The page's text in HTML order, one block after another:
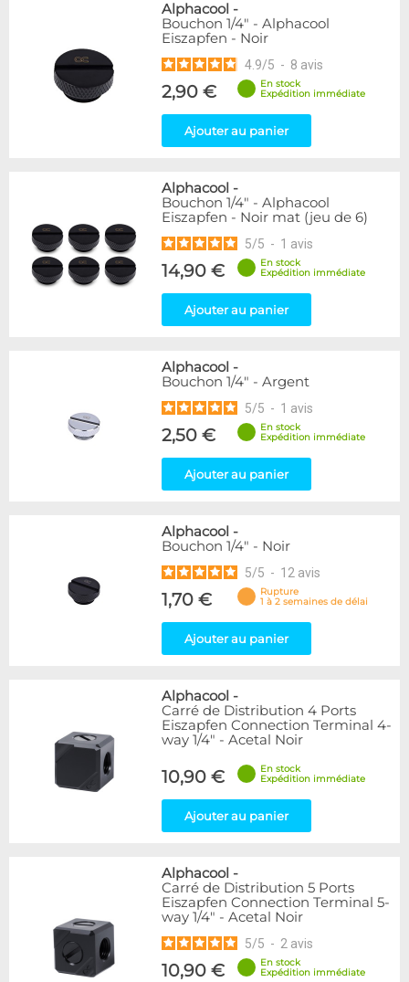
4
12
Carré
4
Coudé 90°
Droit
280
Mâle 61
Disponibilité / Promotions
Articles en stock
Alphacool -
Bouchon 1/4" - Alphacool
Eiszapfen - Noir
4.9/5 - 8 avis
2,90 €
En stock
Expédition immédiate
Ajouter au panier
Alphacool -
Bouchon 1/4" - Alphacool
Eiszapfen - Noir mat (jeu de 6)
5/5 - 1 avis
14,90 €
En stock
Expédition immédiate
Ajouter au panier
Alphacool -
Bouchon 1/4" - Argent
5/5 - 1 avis
2,50 €
En stock
Expédition immédiate
Ajouter au panier
Alphacool -
Bouchon 1/4" - Noir
5/5 - 12 avis
1,70 €
Rupture
1 à 2 semaines de délai
Ajouter au panier
Alphacool -
Carré de Distribution 4 Ports
Eiszapfen Connection Terminal 4-
way 1/4" - Acetal Noir
10,90 €
En stock
Expédition immédiate
Ajouter au panier
Alphacool -
Carré de Distribution 5 Ports
Eiszapfen Connection Terminal 5-
way 1/4" - Acetal Noir
5/5 - 2 avis
10,90 €
En stock
Expédition immédiate